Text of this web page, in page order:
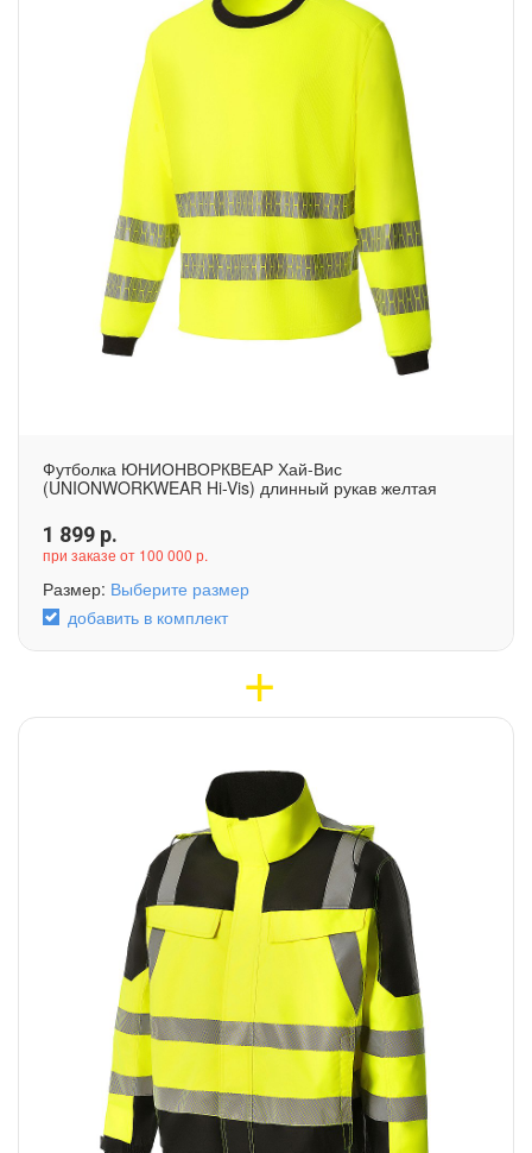
Футболка ЮНИОНВОРКВЕАР Хай-Вис
(UNIONWORKWEAR Hi-Vis) длинный рукав желтая
1 899 р.
при заказе от 100 000 р.
Размер: Выберите размер
добавить в комплект